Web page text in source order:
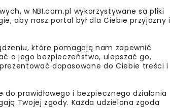
Grupa dzieli się zyskiem
i stabilnym biznesem. Grupa robi
dziękuje, swoim ludziom,
napędowym rozwoju Grupy.
Dołączenie do tego grona
obecność w indeksie WIG20 zyska
i zobowiązanie za rozwój polskiego
w NBI.com.pl wykorzystywane są pliki
aby nasz portal był dla Ciebie przyjazny i
które pomagają nam zapewnić
o jego bezpieczeństwo, ulepszać go,
dopasowane do Ciebie treści i
prawidłowego i bezpiecznego działania
Twojej zgody. Każda udzielona zgoda